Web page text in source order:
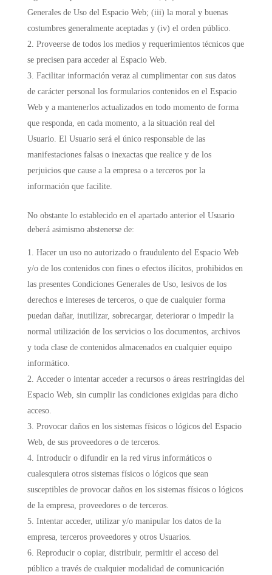
Generales de Uso del Espacio Web; (iii) la moral y buenas
costumbres generalmente aceptadas y (iv) el orden público.
Proveerse de todos los medios y requerimientos técnicos que
se precisen para acceder al Espacio Web.
Facilitar información veraz al cumplimentar con sus datos
de carácter personal los formularios contenidos en el Espacio
Web y a mantenerlos actualizados en todo momento de forma
que responda, en cada momento, a la situación real del
Usuario. El Usuario será el único responsable de las
manifestaciones falsas o inexactas que realice y de los
perjuicios que cause a la empresa o a terceros por la
información que facilite.
No obstante lo establecido en el apartado anterior el Usuario
deberá asimismo abstenerse de:
Hacer un uso no autorizado o fraudulento del Espacio Web
y/o de los contenidos con fines o efectos ilícitos, prohibidos en
las presentes Condiciones Generales de Uso, lesivos de los
derechos e intereses de terceros, o que de cualquier forma
puedan dañar, inutilizar, sobrecargar, deteriorar o impedir la
normal utilización de los servicios o los documentos, archivos
y toda clase de contenidos almacenados en cualquier equipo
informático.
Acceder o intentar acceder a recursos o áreas restringidas del
Espacio Web, sin cumplir las condiciones exigidas para dicho
acceso.
Provocar daños en los sistemas físicos o lógicos del Espacio
Web, de sus proveedores o de terceros.
Introducir o difundir en la red virus informáticos o
cualesquiera otros sistemas físicos o lógicos que sean
susceptibles de provocar daños en los sistemas físicos o lógicos
de la empresa, proveedores o de terceros.
Intentar acceder, utilizar y/o manipular los datos de la
empresa, terceros proveedores y otros Usuarios.
Reproducir o copiar, distribuir, permitir el acceso del
público a través de cualquier modalidad de comunicación